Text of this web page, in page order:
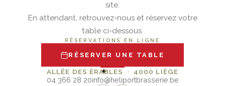
site.
En attendant, retrouvez-nous et réservez votre
table ci-dessous.
RÉSERVATIONS EN LIGNE
RÉSERVER UNE TABLE
✦
ALLÉE DES ÉRABLES · 4000 LIÈGE
04 366 28 20info@heliportbrasserie.be